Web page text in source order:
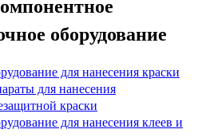
оборудование
для нанесения краски
для нанесения
краски
для нанесения клеев и